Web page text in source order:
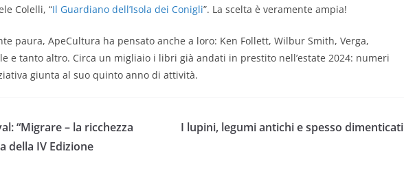
Colelli, “Il Guardiano dell’Isola dei Conigli”. La scelta è veramente ampia!
paura, ApeCultura ha pensato anche a loro: Ken Follett, Wilbur Smith, Verga,
e tanto altro. Circa un migliaio i libri già andati in prestito nell’estate 2024: numeri
giunta al suo quinto anno di attività.
“Migrare – la ricchezza
della IV Edizione
I lupini, legumi antichi e spesso dimenticati